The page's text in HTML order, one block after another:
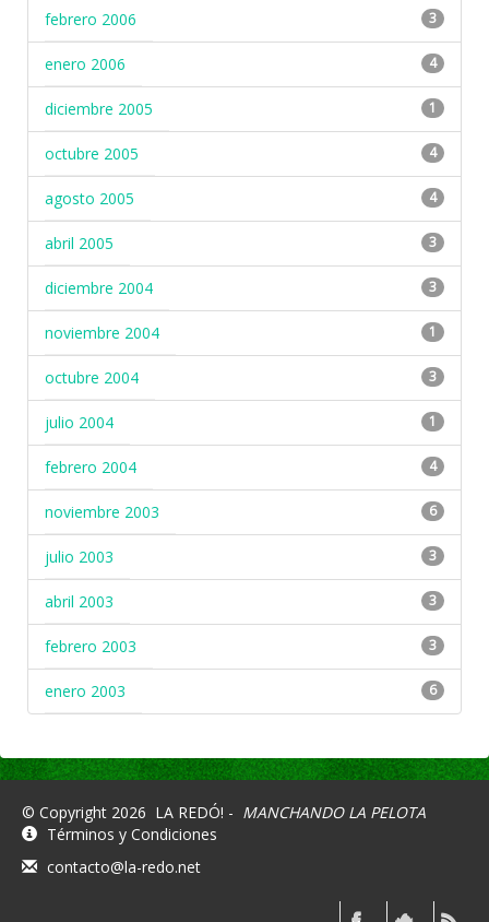
febrero 2006 3
enero 2006 4
diciembre 2005 1
octubre 2005 4
agosto 2005 4
abril 2005 3
diciembre 2004 3
noviembre 2004 1
octubre 2004 3
julio 2004 1
febrero 2004 4
noviembre 2003 6
julio 2003 3
abril 2003 3
febrero 2003 3
enero 2003 6
© Copyright 2026 LA REDÓ! - MANCHANDO LA PELOTA
Términos y Condiciones
contacto@la-redo.net